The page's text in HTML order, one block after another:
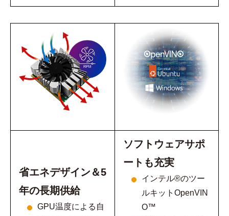
省エネデザイン＆5
年の長期供給
GPU温度による自
ソフトウェアサポ
ートも充実
インテル®のツー
ルキットOpenVIN
O™